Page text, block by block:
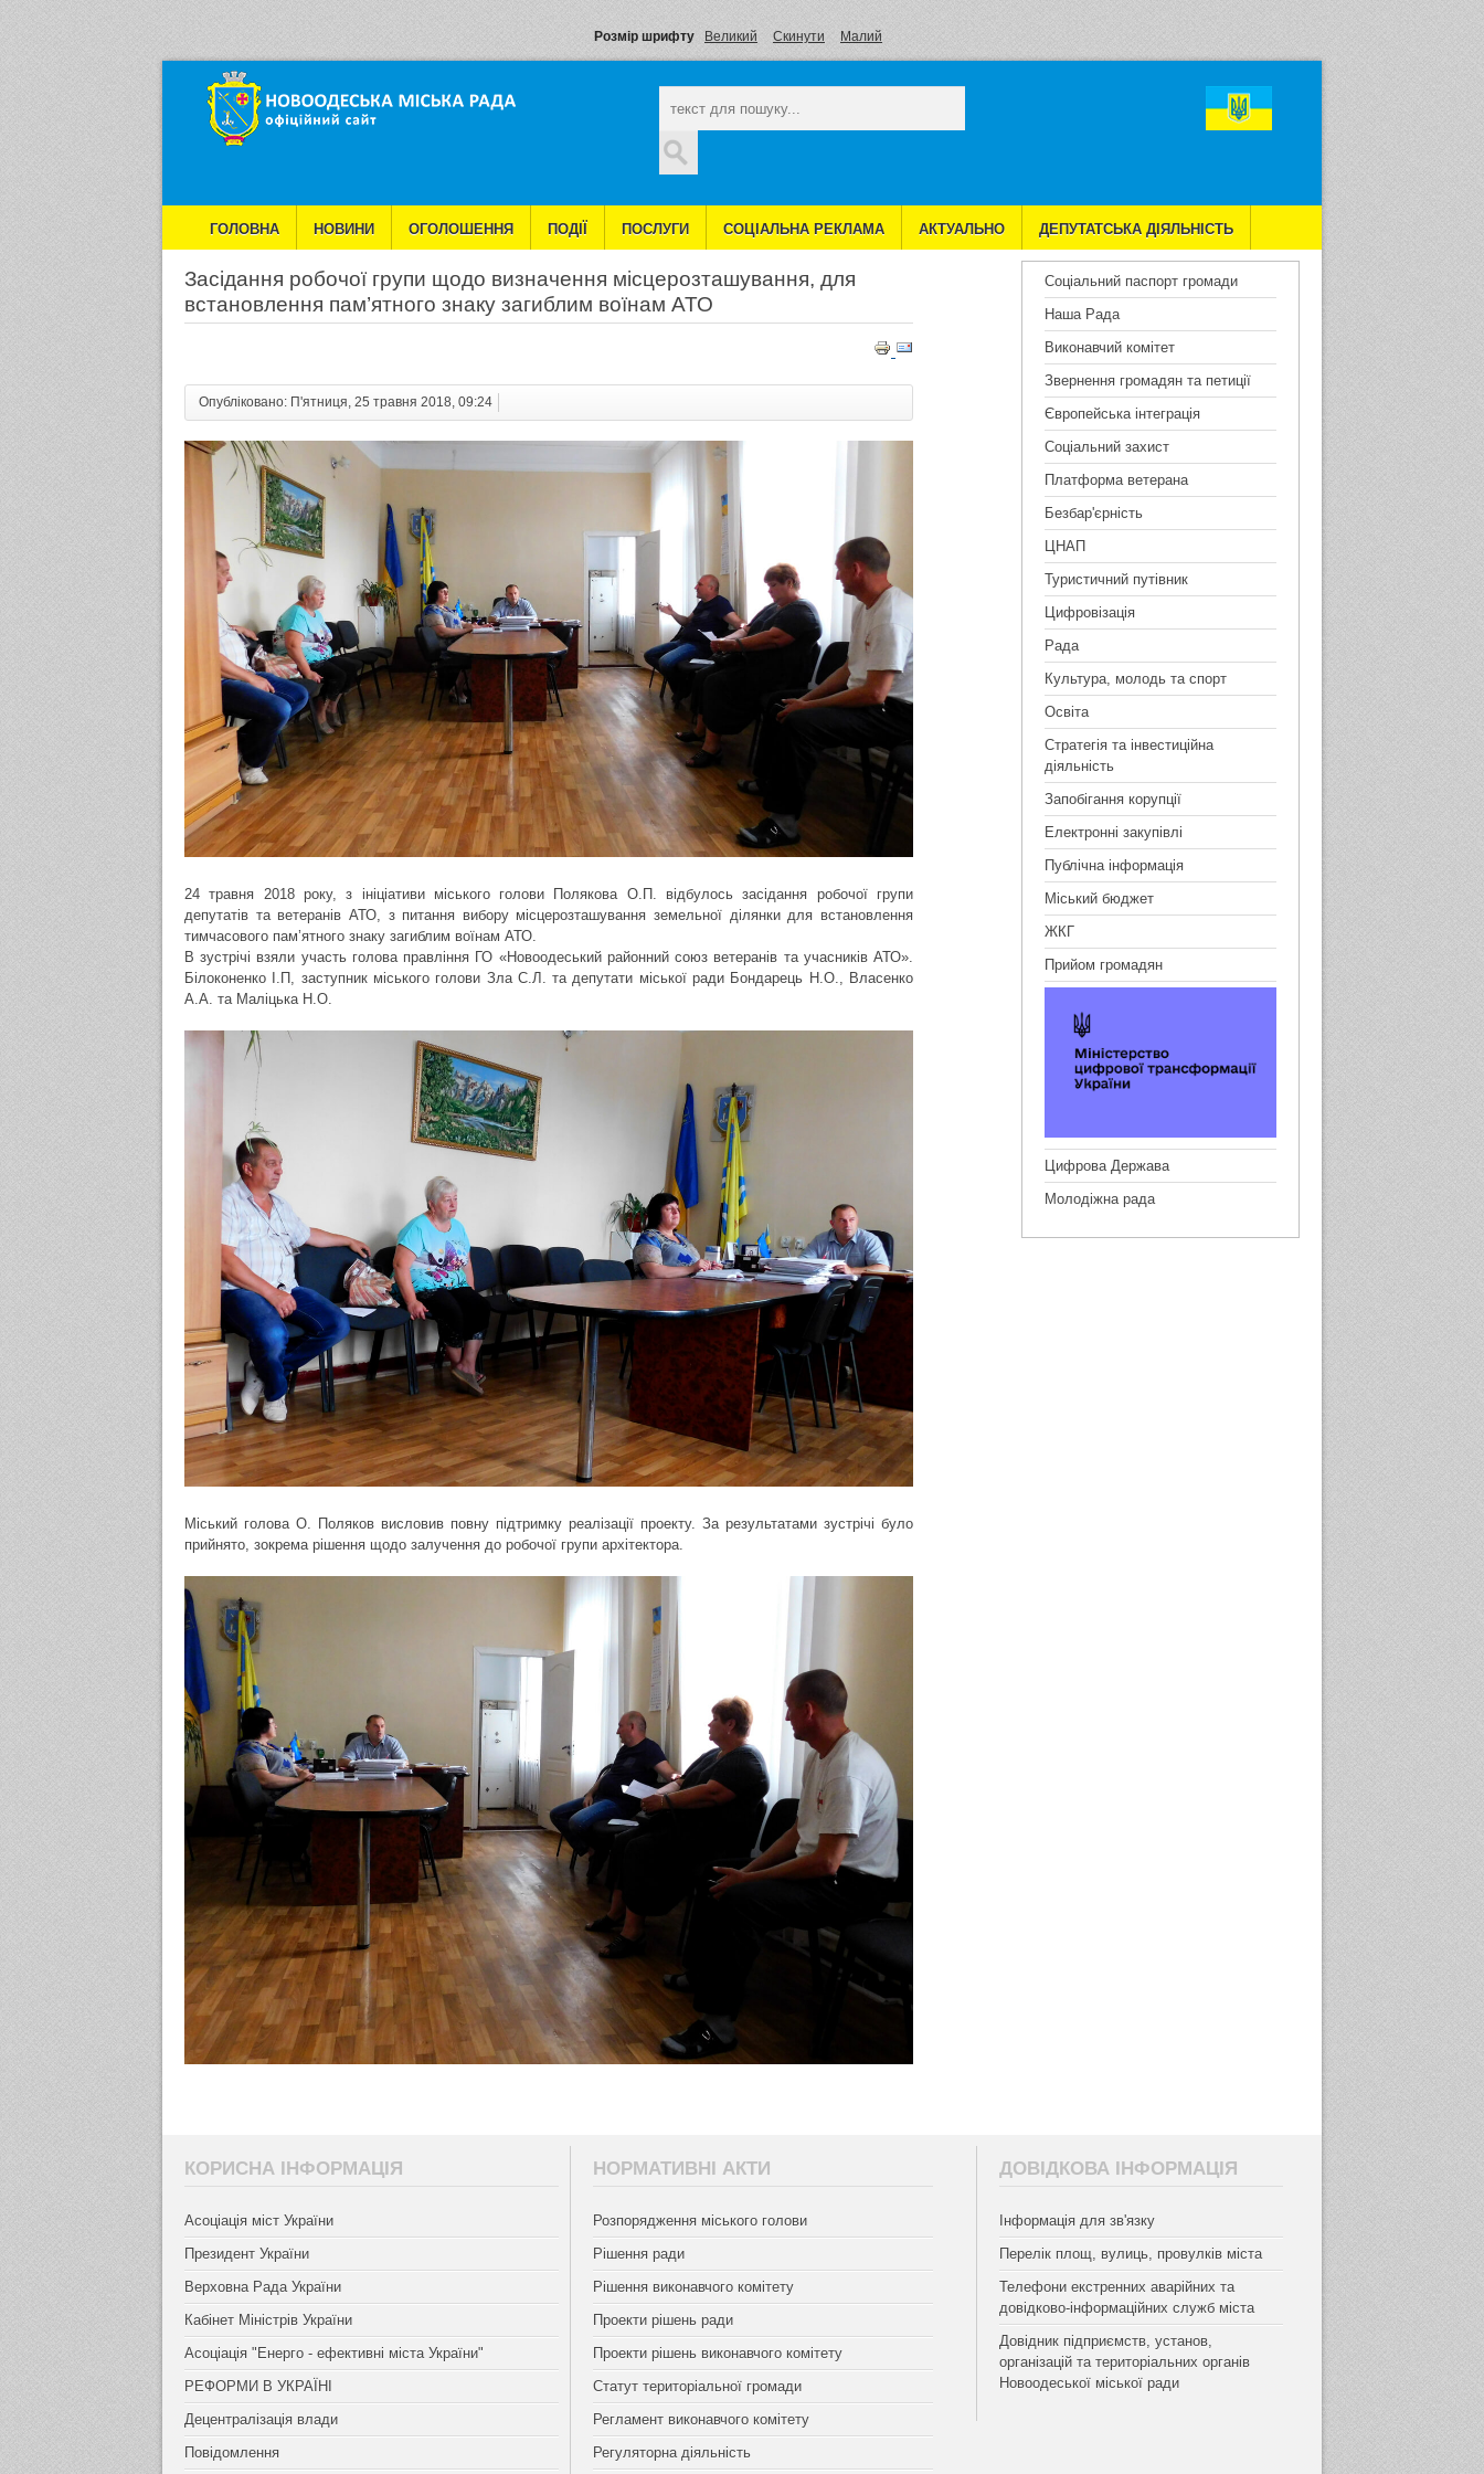
Розмір шрифту Великий Скинути Малий
.
ГОЛОВНА НОВИНИ ОГОЛОШЕННЯ ПОДІЇ ПОСЛУГИ СОЦІАЛЬНА РЕКЛАМА АКТУАЛЬНО ДЕПУТАТСЬКА ДІЯЛЬНІСТЬ
ФОТОГАЛЕРЕЯ КОНТАКТИ ПОСЛУГИ
Засідання робочої групи щодо визначення місцерозташування, для
встановлення пам’ятного знаку загиблим воїнам АТО
Опубліковано: П'ятниця, 25 травня 2018, 09:24
24 травня 2018 року, з ініціативи міського голови Полякова О.П. відбулось засідання робочої групи
депутатів та ветеранів АТО, з питання вибору місцерозташування земельної ділянки для встановлення
тимчасового пам’ятного знаку загиблим воїнам АТО.
В зустрічі взяли участь голова правління ГО «Новоодеський районний союз ветеранів та учасників АТО».
Білоконенко І.П, заступник міського голови Зла С.Л. та депутати міської ради Бондарець Н.О., Власенко
А.А. та Маліцька Н.О.
Міський голова О. Поляков висловив повну підтримку реалізації проекту. За результатами зустрічі було
прийнято, зокрема рішення щодо залучення до робочої групи архітектора.
Соціальний паспорт громади
Наша Рада
Виконавчий комітет
Звернення громадян та петиції
Європейська інтеграція
Соціальний захист
Платформа ветерана
Безбар'єрність
ЦНАП
Туристичний путівник
Цифровізація
Рада
Культура, молодь та спорт
Освіта
Стратегія та інвестиційна
діяльність
Запобігання корупції
Електронні закупівлі
Публічна інформація
Міський бюджет
ЖКГ
Прийом громадян
Цифрова Держава
Молодіжна рада
КОРИСНА ІНФОРМАЦІЯ
Асоціація міст України
Президент України
Верховна Рада України
Кабінет Міністрів України
Асоціація "Енерго - ефективні міста України"
РЕФОРМИ В УКРАЇНІ
Децентралізація влади
Повідомлення
НОРМАТИВНІ АКТИ
Розпорядження міського голови
Рішення ради
Рішення виконавчого комітету
Проекти рішень ради
Проекти рішень виконавчого комітету
Статут територіальної громади
Регламент виконавчого комітету
Регуляторна діяльність
ДОВІДКОВА ІНФОРМАЦІЯ
Інформація для зв'язку
Перелік площ, вулиць, провулків міста
Телефони екстренних аварійних та
довідково-інформаційних служб міста
Довідник підприємств, установ,
організацій та територіальних органів
Новоодеської міської ради